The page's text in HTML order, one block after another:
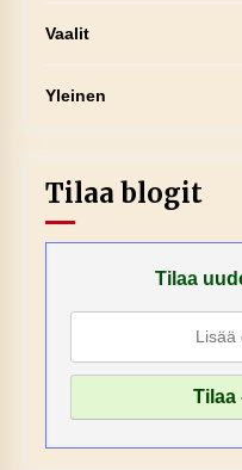
Vaalit
Yleinen
Tilaa blogit
Tilaa